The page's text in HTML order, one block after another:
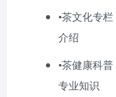
•茶文化专
介绍
•茶健康科
专业知识